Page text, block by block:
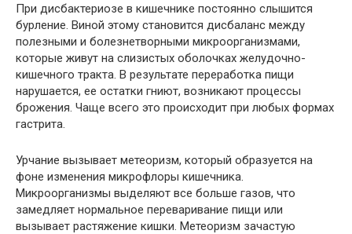
При дисбактериозе в кишечнике постоянно слышится
бурление. Виной этому становится дисбаланс между
полезными и болезнетворными микроорганизмами,
которые живут на слизистых оболочках желудочно-
кишечного тракта. В результате переработка пищи
нарушается, ее остатки гниют, возникают процессы
брожения. Чаще всего это происходит при любых формах
гастрита.
Урчание вызывает метеоризм, который образуется на
фоне изменения микрофлоры кишечника.
Микроорганизмы выделяют все больше газов, что
замедляет нормальное переваривание пищи или
вызывает растяжение кишки. Метеоризм зачастую